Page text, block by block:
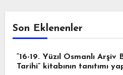
Son Eklenenler
“16-19. Yüzıl Osmanlı
Tarihi” kitabının tanıtımı